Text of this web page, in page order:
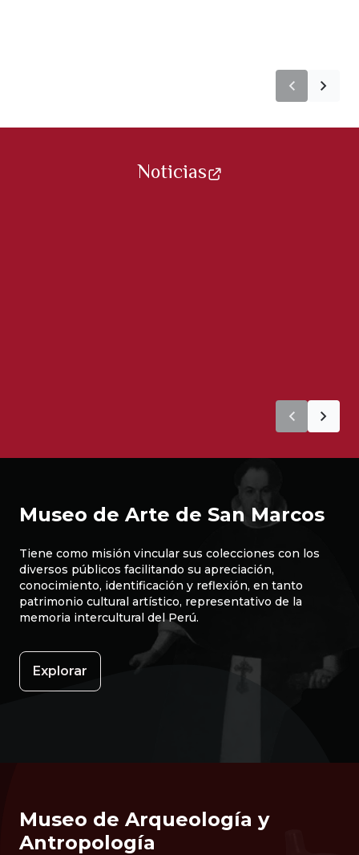
Noticias
Museo de Arte de San Marcos
Tiene como misión vincular sus colecciones con los
diversos públicos facilitando su apreciación,
conocimiento, identificación y reflexión, en tanto
patrimonio cultural artístico, representativo de la
memoria intercultural del Perú.
Explorar
Museo de Arqueología y
Antropología